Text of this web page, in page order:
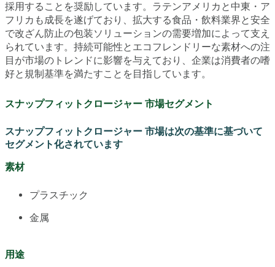
採用することを奨励しています。ラテンアメリカと中東・ア
フリカも成長を遂げており、拡大する食品・飲料業界と安全
で改ざん防止の包装ソリューションの需要増加によって支え
られています。持続可能性とエコフレンドリーな素材への注
目が市場のトレンドに影響を与えており、企業は消費者の嗜
好と規制基準を満たすことを目指しています。
スナップフィットクロージャー 市場セグメント
スナップフィットクロージャー 市場は次の基準に基づいて
セグメント化されています
素材
プラスチック
金属
用途